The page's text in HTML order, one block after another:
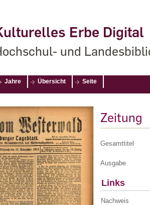
Erbe Digital
und
Jahre Übersicht Seite
Zeitung
Gesamttitel
Ausgabe
Links
Nachweis